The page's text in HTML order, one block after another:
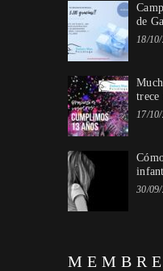
de
18/
trece
17/
30/09/